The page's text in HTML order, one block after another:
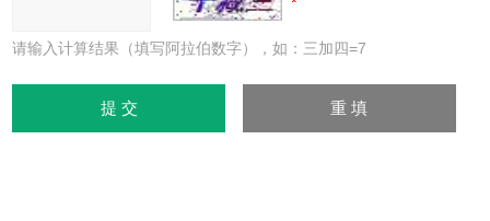
请输入计算结果（填写阿拉伯数字），如：三加四=7